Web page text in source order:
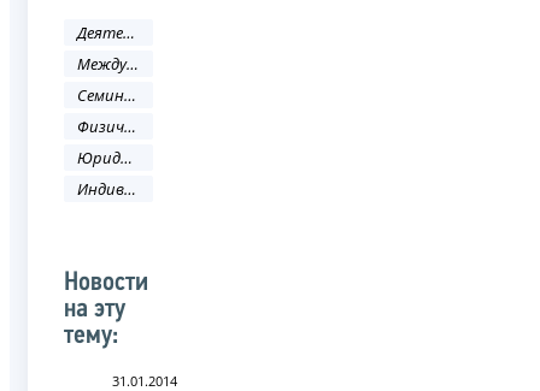
Деятельность ФНС
Международное сотрудничество
Семинар
Физическое лицо
Юридическое лицо
Индивидуальный предприниматель
Новости
на эту
тему:
31.01.2014